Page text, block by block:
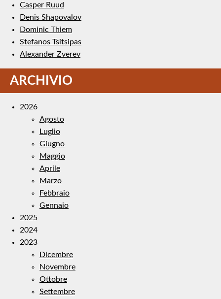
Casper Ruud
Denis Shapovalov
Dominic Thiem
Stefanos Tsitsipas
Alexander Zverev
ARCHIVIO
2026
Agosto
Luglio
Giugno
Maggio
Aprile
Marzo
Febbraio
Gennaio
2025
2024
2023
Dicembre
Novembre
Ottobre
Settembre